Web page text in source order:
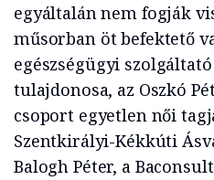
egyáltalán nem fogják
műsorban öt befektető
egészségügyi
tulajdonosa, az Oszkó
csoport egyetlen női
Szentkirályi-Kékkúti
Balogh Péter, a